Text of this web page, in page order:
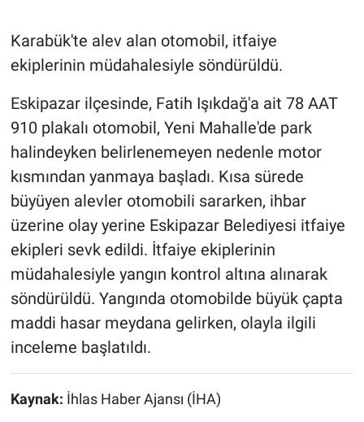
Karabük'te alev alan otomobil, itfaiye
ekiplerinin müdahalesiyle söndürüldü.
Eskipazar ilçesinde, Fatih Işıkdağ'a ait 78 AAT
910 plakalı otomobil, Yeni Mahalle'de park
halindeyken belirlenemeyen nedenle motor
kısmından yanmaya başladı. Kısa sürede
büyüyen alevler otomobili sararken, ihbar
üzerine olay yerine Eskipazar Belediyesi itfaiye
ekipleri sevk edildi. İtfaiye ekiplerinin
müdahalesiyle yangın kontrol altına alınarak
söndürüldü. Yangında otomobilde büyük çapta
maddi hasar meydana gelirken, olayla ilgili
inceleme başlatıldı.
Kaynak: İhlas Haber Ajansı (İHA)